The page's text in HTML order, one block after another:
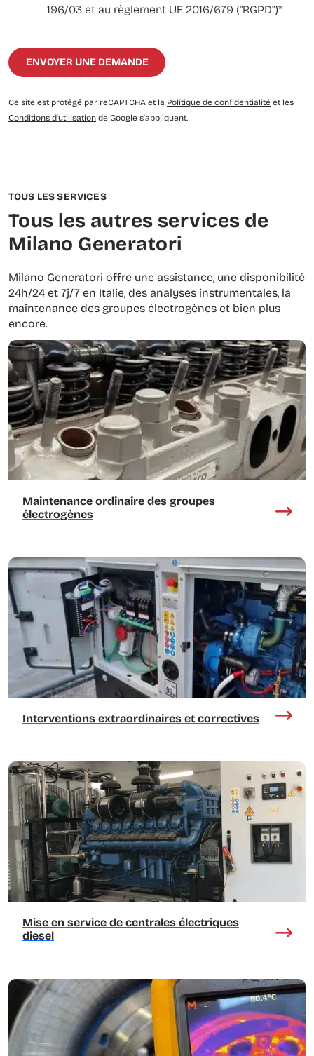
196/03 et au règlement UE 2016/679 ("RGPD")*
Ce site est protégé par reCAPTCHA et la Politique de confidentialité et les
Conditions d'utilisation de Google s'appliquent.
TOUS LES SERVICES
Tous les autres services de
Milano Generatori
Milano Generatori offre une assistance, une disponibilité
24h/24 et 7j/7 en Italie, des analyses instrumentales, la
maintenance des groupes électrogènes et bien plus
encore.
Maintenance ordinaire des groupes
électrogènes
Interventions extraordinaires et correctives
Mise en service de centrales électriques
diesel